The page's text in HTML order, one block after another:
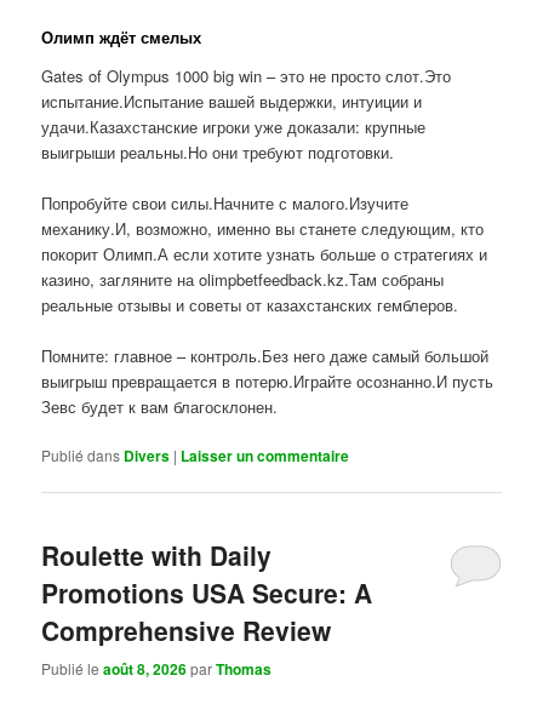
Олимп ждёт смелых
Gates of Olympus 1000 big win – это не просто слот.Это
испытание.Испытание вашей выдержки, интуиции и
удачи.Казахстанские игроки уже доказали: крупные
выигрыши реальны.Но они требуют подготовки.
Попробуйте свои силы.Начните с малого.Изучите
механику.И, возможно, именно вы станете следующим, кто
покорит Олимп.А если хотите узнать больше о стратегиях и
казино, загляните на olimpbetfeedback.kz.Там собраны
реальные отзывы и советы от казахстанских гемблеров.
Помните: главное – контроль.Без него даже самый большой
выигрыш превращается в потерю.Играйте осознанно.И пусть
Зевс будет к вам благосклонен.
Publié dans Divers | Laisser un commentaire
Roulette with Daily
Promotions USA Secure: A
Comprehensive Review
Publié leaoût 8, 2026parThomas